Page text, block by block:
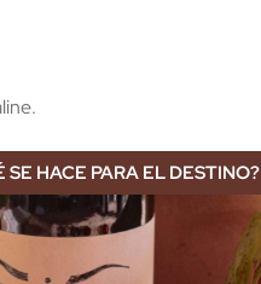
SE HACE PARA EL DESTINO?